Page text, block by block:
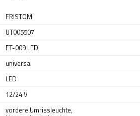
FRISTOM
UT005507
FT-009 LED
universal
LED
12/24 V
vordere Umrissleuchte,